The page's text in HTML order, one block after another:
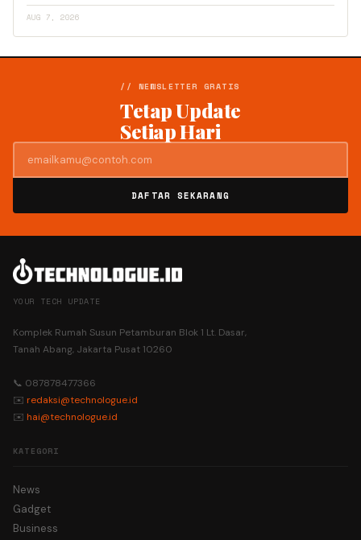
AUG 7, 2026
// NEWSLETTER GRATIS
Tetap Update
Setiap Hari
DAFTAR SEKARANG
YOUR TECH UPDATE
Komplek Rumah Susun Petamburan Blok 1 Lt. Dasar,
Tanah Abang, Jakarta Pusat 10260
📞 087878477366
✉️ redaksi@technologue.id
✉️ hai@technologue.id
KATEGORI
News
Gadget
Business